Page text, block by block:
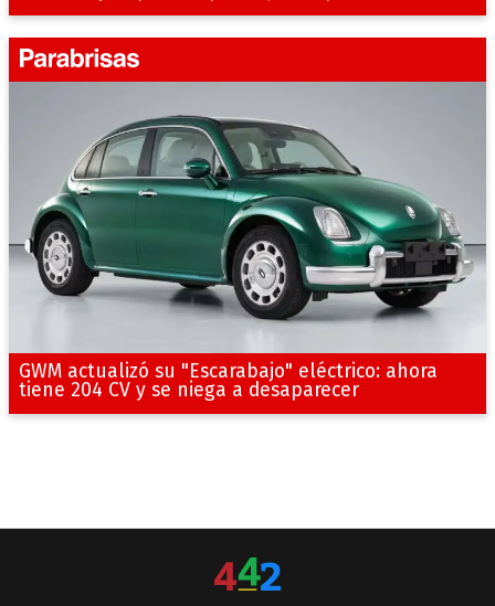
GWM actualizó su "Escarabajo" eléctrico: ahora
tiene 204 CV y se niega a desaparecer